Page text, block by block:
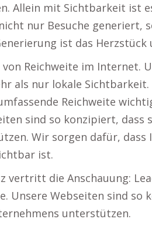
Allein mit Sichtbarkeit ist
nur Besuche generiert,
ist das
Reichweite im Internet.
als nur lokale
Reichweite
sind so konzipiert, dass
Wir sorgen dafür, dass
ist.
vertritt die Anschauung:
Unsere Webseiten sind so
unterstützen.